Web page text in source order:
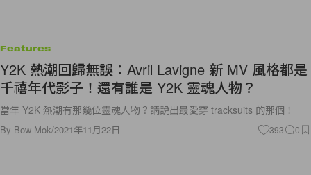
Y2K 熱潮回歸無誤：Avril Lavigne 新 MV 風格都是
千禧年代影子！還有誰是 Y2K 靈魂人物？
當年 Y2K 熱潮有那幾位靈魂人物？請說出最愛穿 tracksuits 的那個！
ByBow Mok/2021年11月22日 393